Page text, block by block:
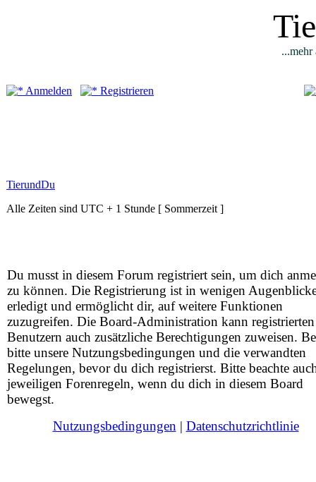
...mehr
Anmelden Registrieren
TierundDu
Alle Zeiten sind UTC + 1 Stunde [ Sommerzeit ]
Du musst in diesem Forum registriert sein, um dich
zu können. Die Registrierung ist in wenigen
erledigt und ermöglicht dir, auf weitere Funktionen
zuzugreifen. Die Board-Administration kann registrierten
Benutzern auch zusätzliche Berechtigungen zuweisen.
bitte unsere Nutzungsbedingungen und die verwandten
Regelungen, bevor du dich registrierst. Bitte beachte
jeweiligen Forenregeln, wenn du dich in diesem Board
bewegst.
Nutzungsbedingungen | Datenschutzrichtlinie